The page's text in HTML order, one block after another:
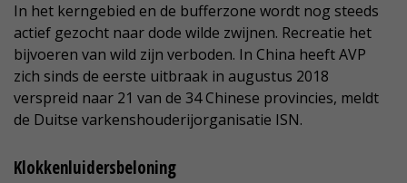
In het kerngebied en de bufferzone wordt nog steeds
actief gezocht naar dode wilde zwijnen. Recreatie het
bijvoeren van wild zijn verboden. In China heeft AVP
zich sinds de eerste uitbraak in augustus 2018
verspreid naar 21 van de 34 Chinese provincies, meldt
de Duitse varkenshouderijorganisatie ISN.
Klokkenluidersbeloning